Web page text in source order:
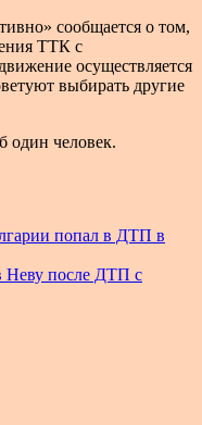
сообщается о том,
ТТК с
осуществляется
выбирать другие
человек.
попал в ДТП в
Неву после ДТП с